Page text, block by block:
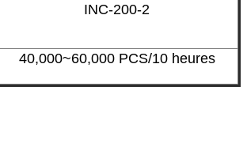
INC-200-2
40,000~60,000 PCS/10 heures